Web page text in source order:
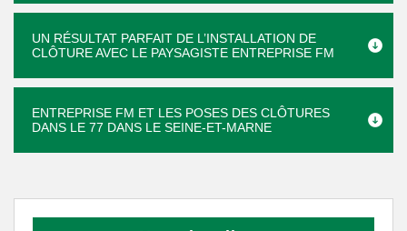
UN RÉSULTAT PARFAIT DE L’INSTALLATION DE
CLÔTURE AVEC LE PAYSAGISTE ENTREPRISE FM
ENTREPRISE FM ET LES POSES DES CLÔTURES
DANS LE 77 DANS LE SEINE-ET-MARNE